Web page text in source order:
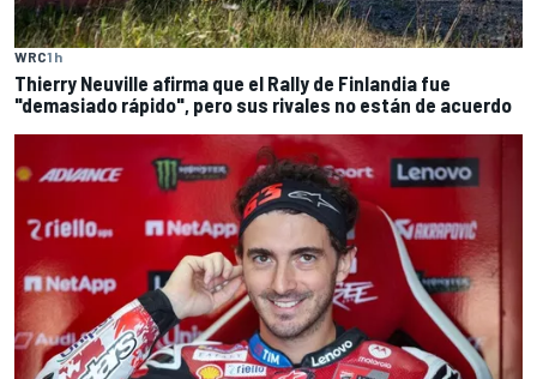
WRC1 h
Thierry Neuville afirma que el Rally de Finlandia fue
"demasiado rápido", pero sus rivales no están de acuerdo